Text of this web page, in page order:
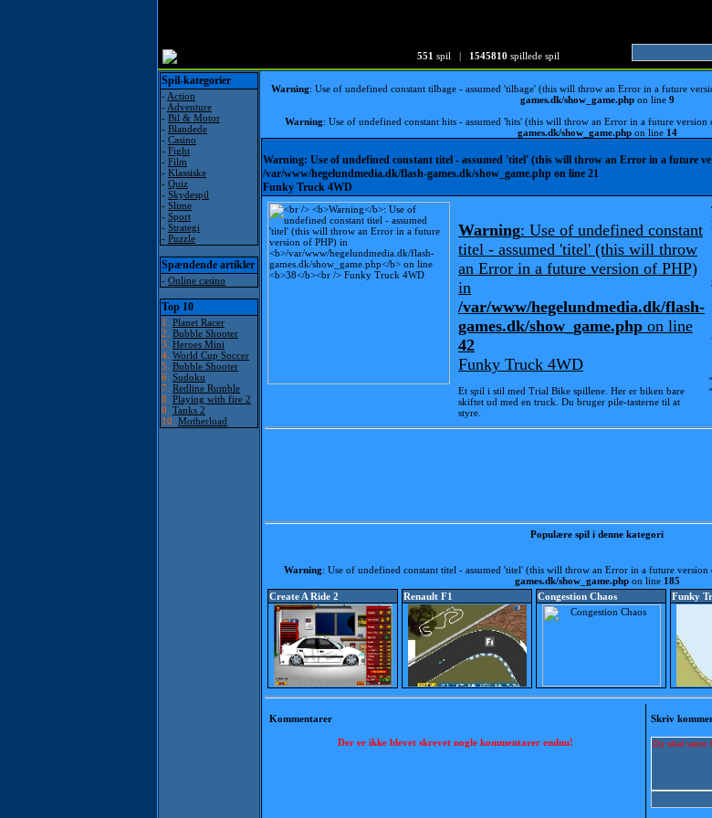
551 spil | 1545810 spillede spil
Spil-kategorier
- Action
- Adventure
- Bil & Motor
- Blandede
- Casino
- Fight
- Film
- Klassiske
- Quiz
- Skydespil
- Slime
- Sport
- Strategi
- Puzzle
Spændende artikler
- Online casino
Top 10
1.
Planet Racer
2. Bubble Shooter
3. Heroes Mini
4. World Cup Soccer
5. Bubble Shooter
6. Sudoku
7. Redline Rumble
8. Playing with fire 2
9. Tanks 2
10. Motherload
Warning: Use of undefined constant tilbage - assumed 'tilbage' (this will throw an Error in a future
games.dk/show_game.phpon line 9
Warning: Use of undefined constant hits - assumed 'hits' (this will throw an Error in a future version
games.dk/show_game.phpon line 14
Warning: Use of undefined constant titel - assumed 'titel' (this will throw an Error in a future
/var/www/hegelundmedia.dk/flash-games.dk/show_game.php on line 21
Funky Truck 4WD
Warning: Use of undefined constant
titel - assumed 'titel' (this will throw
an Error in a future version of PHP)
in
/var/www/hegelundmedia.dk/flash-
games.dk/show_game.php on line
42
Funky Truck 4WD
Et spil i stil med Trial Bike spillene. Her er biken bare
skiftet ud med en truck. Du bruger pile-tasterne til at
styre.
»
»
Populære spil i denne kategori
Warning: Use of undefined constant titel - assumed 'titel' (this will throw an Error in a future version
games.dk/show_game.phpon line 185
Create A Ride 2
Renault F1 Congestion Chaos Funky
Kommentarer
Der er ikke blevet skrevet nogle kommentarer endnu!
Skriv